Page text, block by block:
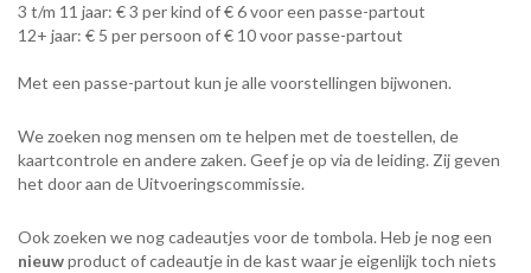
3 t/m 11 jaar: € 3 per kind of € 6 voor een passe-partout
12+ jaar: € 5 per persoon of € 10 voor passe-partout
Met een passe-partout kun je alle voorstellingen bijwonen.
We zoeken nog mensen om te helpen met de toestellen, de
kaartcontrole en andere zaken. Geef je op via de leiding. Zij geven
het door aan de Uitvoeringscommissie.
Ook zoeken we nog cadeautjes voor de tombola. Heb je nog een
nieuwproduct of cadeautje in de kast waar je eigenlijk toch niets